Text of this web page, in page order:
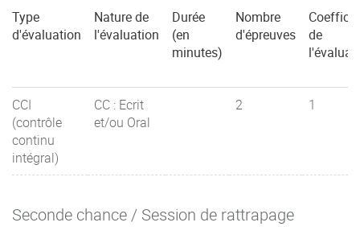
Type
d'évaluation
Nature de
l'évaluation
Durée
(en
minutes)
Nombre
d'épreuves
de
CCI
(contrôle
continu
intégral)
CC : Ecrit
et/ou Oral
2 1
Seconde chance / Session de rattrapage